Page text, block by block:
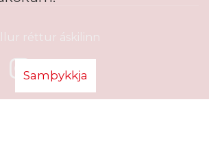
réttur áskilinn
Samþykkja